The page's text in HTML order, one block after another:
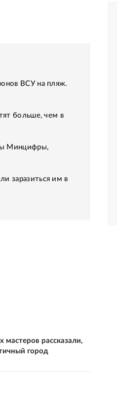
ВСУ на пляж.
больше, чем в
Минцифры,
заразиться им в
мастеров рассказали,
город